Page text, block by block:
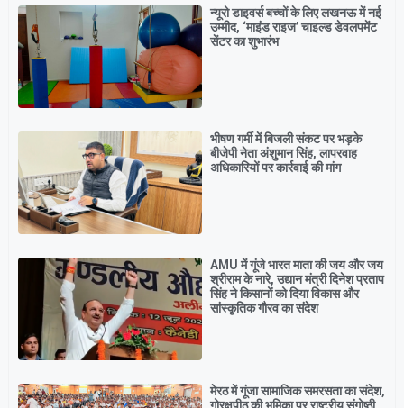
न्यूरो डाइवर्स बच्चों के लिए लखनऊ में नई
उम्मीद, ‘माइंड राइज’ चाइल्ड डेवलपमेंट
सेंटर का शुभारंभ
भीषण गर्मी में बिजली संकट पर भड़के
बीजेपी नेता अंशुमान सिंह, लापरवाह
अधिकारियों पर कार्रवाई की मांग
AMU में गूंजे भारत माता की जय और जय
श्रीराम के नारे, उद्यान मंत्री दिनेश प्रताप
सिंह ने किसानों को दिया विकास और
सांस्कृतिक गौरव का संदेश
मेरठ में गूंजा सामाजिक समरसता का संदेश,